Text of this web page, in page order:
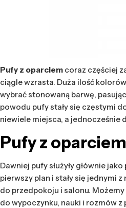
Pufy z oparciem coraz częściej
ciągle wzrasta. Duża ilość
wybrać stonowaną barwę,
powodu pufy stały się częstymi
niewiele miejsca, a jednocześnie
Pufy z oparciem
Dawniej pufy służyły głównie
pierwszy plan i stały się jednymi
do przedpokoju i salonu.
do wypoczynku, nauki i rozmów